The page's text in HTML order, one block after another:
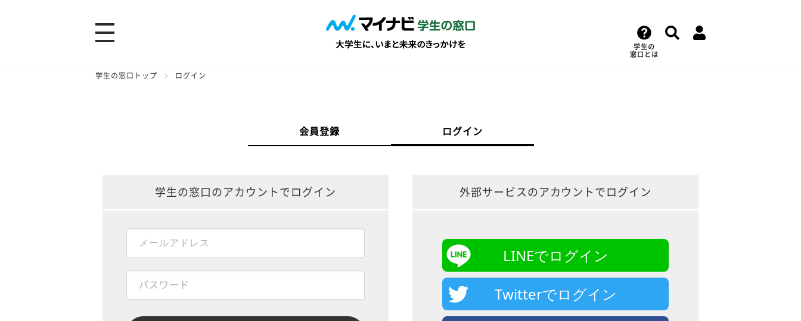
学生の
窓口とは
学生の窓口トップ ログイン
会員登録 ログイン
学生の窓口のアカウントでログイン 外部サービスのアカウントでログイン
LINEでログイン
Twitterでログイン